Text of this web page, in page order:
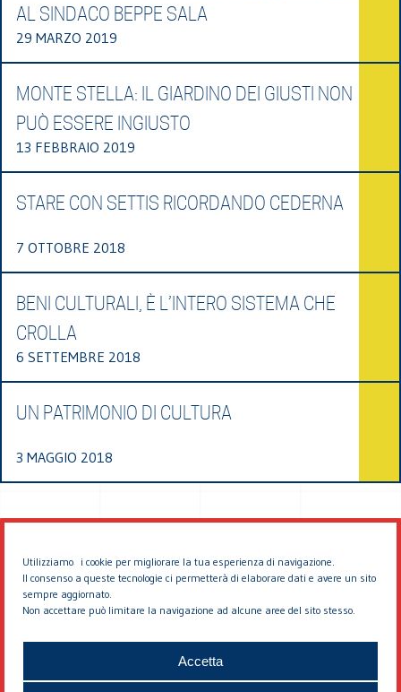
Utilizziamo i cookie per migliorare la tua esperienza di navigazione.
Il consenso a queste tecnologie ci permetterà di elaborare dati e avere un sito
sempre aggiornato.
Non accettare può limitare la navigazione ad alcune aree del sito stesso.
Accetta
AL SINDACO BEPPE SALA
29 MARZO 2019
MONTE STELLA: IL GIARDINO DEI GIUSTI NON
PUÒ ESSERE INGIUSTO
13 FEBBRAIO 2019
STARE CON SETTIS RICORDANDO CEDERNA
7 OTTOBRE 2018
BENI CULTURALI, È L’INTERO SISTEMA CHE
CROLLA
6 SETTEMBRE 2018
UN PATRIMONIO DI CULTURA
3 MAGGIO 2018
© 2026 EDDYBURG